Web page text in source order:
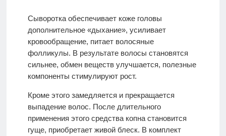
Сыворотка обеспечивает коже головы
дополнительное «дыхание», усиливает
кровообращение, питает волосяные
фолликулы. В результате волосы становятся
сильнее, обмен веществ улучшается, полезные
компоненты стимулируют рост.
Кроме этого замедляется и прекращается
выпадение волос. После длительного
применения этого средства копна становится
гуще, приобретает живой блеск. В комплект